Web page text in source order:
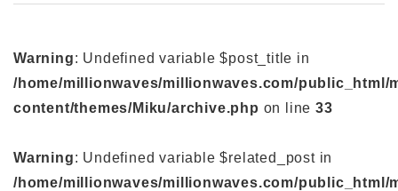
Warning: Undefined variable $post_title in
/home/millionwaves/millionwaves.com/public_html/
content/themes/Miku/archive.php on line33
Warning: Undefined variable $related_post in
/home/millionwaves/millionwaves.com/public_html/